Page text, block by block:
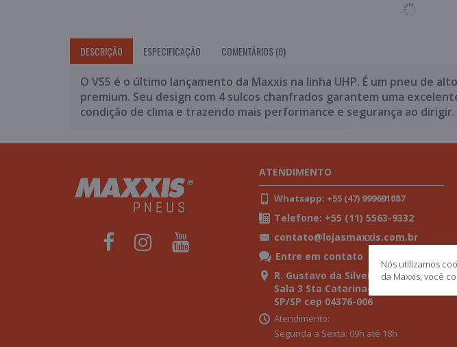
DESCRIÇÃO ESPECIFICAÇÃO COMENTÁRIOS (0)
O VS5 é o último lançamento da Maxxis na linha UHP. É um pneu de
premium. Seu design com 4 sulcos chanfrados garantem uma
condição de clima e trazendo mais performance e segurança ao dirigir.
Nós utilizamos
da Maxxis, você
ATENDIMENTO
Whatsapp: +55 (47) 999691087
Telefone: +55 (11) 5563-9332
contato@lojasmaxxis.com.br
Entre em contato
R. Gustavo da Silveira, 1013 -2ª Aª-
Sala 3 Sta Catarina-
SP/SP cep 04376-006
Atendimento:
Segunda a Sexta: 09h até 18h